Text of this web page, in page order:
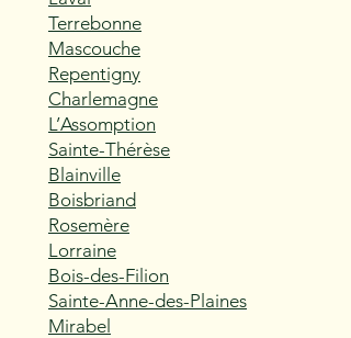
Terrebonne
Mascouche
Repentigny
Charlemagne
L’Assomption
Sainte-Thérèse
Blainville
Boisbriand
Rosemère
Lorraine
Bois-des-Filion
Sainte-Anne-des-Plaines
Mirabel